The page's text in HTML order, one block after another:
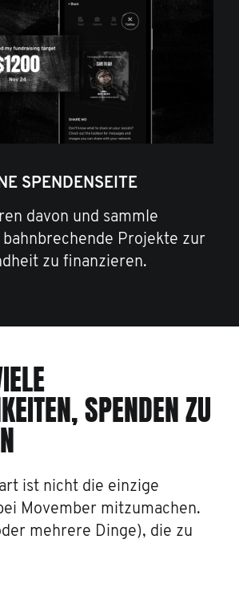
SPENDENSEITE
davon und sammle
bahnbrechende Projekte zur
zu finanzieren.
SPENDEN ZU
ist nicht die einzige
Movember mitzumachen.
mehrere Dinge), die zu